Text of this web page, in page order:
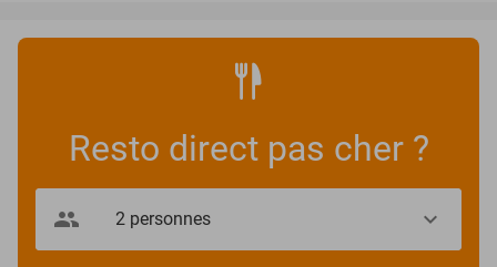
Resto direct pas cher ?